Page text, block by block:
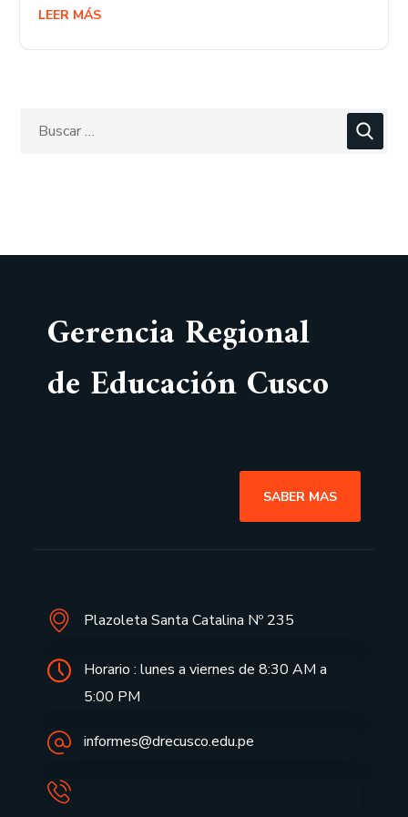
LEER MÁS
Gerencia Regional
de Educación Cusco
SABER MAS
Plazoleta Santa Catalina Nº 235
Horario : lunes a viernes de 8:30 AM a
5:00 PM
informes@drecusco.edu.pe